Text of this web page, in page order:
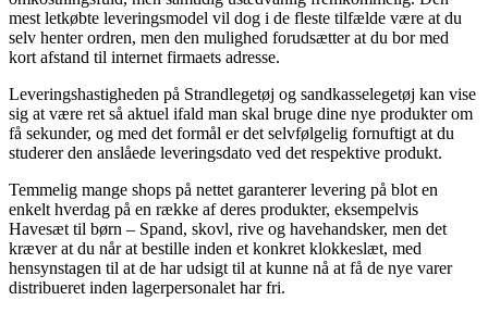
mest letkøbte leveringsmodel vil dog i de fleste tilfælde være at du
selv henter ordren, men den mulighed forudsætter at du bor med
kort afstand til internet firmaets adresse.
Leveringshastigheden på Strandlegetøj og sandkasselegetøj kan vise
sig at være ret så aktuel ifald man skal bruge dine nye produkter om
få sekunder, og med det formål er det selvfølgelig fornuftigt at du
studerer den anslåede leveringsdato ved det respektive produkt.
Temmelig mange shops på nettet garanterer levering på blot en
enkelt hverdag på en række af deres produkter, eksempelvis
Havesæt til børn – Spand, skovl, rive og havehandsker, men det
kræver at du når at bestille inden et konkret klokkeslæt, med
hensynstagen til at de har udsigt til at kunne nå at få de nye varer
distribueret inden lagerpersonalet har fri.